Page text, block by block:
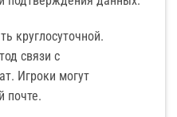
круглосуточной.
связи с
Игроки могут
почте.